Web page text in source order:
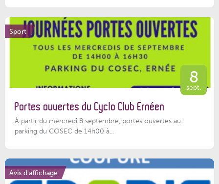
Sport
8
sept.
Portes ouvertes du Cyclo Club Ernéen
À partir du mercredi 8 septembre, portes ouvertes au
parking du COSEC de 14h00 à...
Avis d'affichage